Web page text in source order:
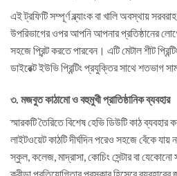
এই ট্রফিটি সম্পূর্ণ ব্ল্যাংক বা খালি অবস্থায়
উপরিভাগের ওপর আপনি আপনার প্রতিষ্ঠানের
সহজে প্রিন্ট করতে পারবেন। এটি মেটাল শীট
ডাইরেক্ট ইউভি প্রিন্টিং প্রযুক্তির সাথে শতভাগ
৩. মজবুত কাঠামো ও বহুমুখী প্রাতিষ্ঠানিক ব্যবহার
স্মারকটি তৈরিতে বিশেষ হেভি ডিউটি কাঠ
লাইটওয়েট কাঠটি দীর্ঘদিন পরেও সহজে বেঁকে যায়
স্কুল, কলেজ, মাদ্রাসা, কোচিং সেন্টার বা
ক্রীড়া প্রতিযোগিতার পুরস্কার হিসেবে